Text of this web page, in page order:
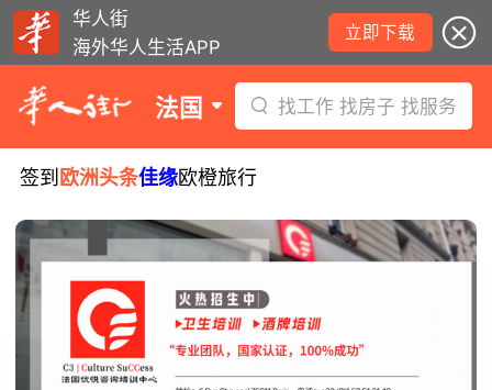
华人街
海外华人生活APP
立即下载
法国 找工作 找房子 找服务
签到 欧洲头条佳缘欧橙旅行